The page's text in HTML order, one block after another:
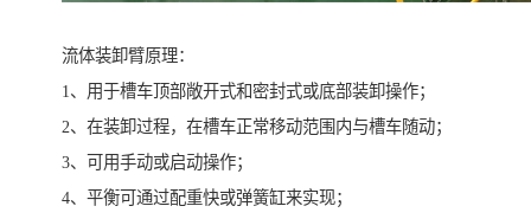
流体装卸臂原理：
1、用于槽车顶部敞开式和密封式或底部装卸操作；
2、在装卸过程，在槽车正常移动范围内与槽车随动；
3、可用手动或启动操作；
4、平衡可通过配重快或弹簧缸来实现；